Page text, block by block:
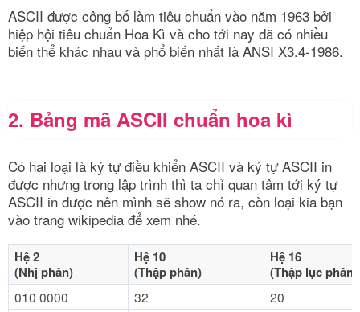
ASCII được công bố làm tiêu chuẩn vào năm 1963 bởi
hiệp hội tiêu chuẩn Hoa Kì và cho tới nay đã có nhiều
biến thể khác nhau và phổ biến nhất là ANSI X3.4-1986.
2. Bảng mã ASCII chuẩn hoa kì
Có hai loại là ký tự điều khiển ASCII và ký tự ASCII in
được nhưng trong lập trình thì ta chỉ quan tâm tới ký tự
ASCII in được nên mình sẽ show nó ra, còn loại kia bạn
vào trang wikipedia để xem nhé.
Hệ 2
(Nhị phân)
Hệ 10
(Thập phân)
Hệ 16
(Thập lục phân)
010 0000
32
20